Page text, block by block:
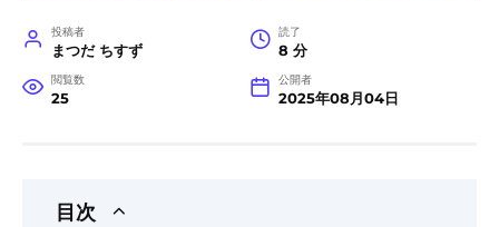
投稿者
まつだ ちすず
読了
8 分
閲覧数
25
公開者
2025年08月04日
目次